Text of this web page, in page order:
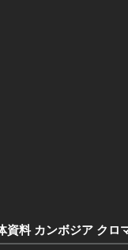
資料 カンボジア クロ